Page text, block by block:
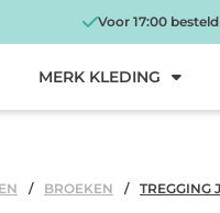
Voor 17:00
MERK KLEDING
BROEKEN TREGGING